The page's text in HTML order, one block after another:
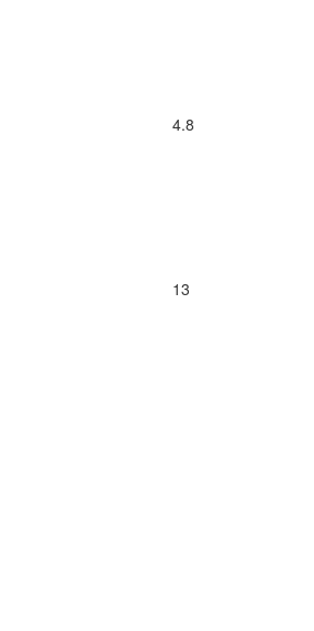
4.8
13